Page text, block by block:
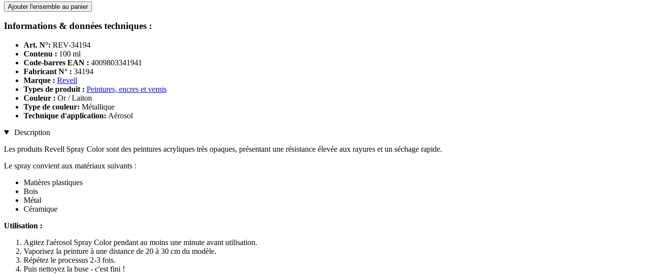
Ajouter l'ensemble au panier
Informations & données techniques :
Art. N°: REV-34194
Contenu : 100 ml
Code-barres EAN : 4009803341941
Fabricant N° : 34194
Marque : Revell
Types de produit : Peintures, encres et vernis
Couleur : Or / Laiton
Type de couleur: Métallique
Technique d'application: Aérosol
Description
Les produits Revell Spray Color sont des peintures acryliques très opaques, présentant une résistance élevée aux rayures et un séchage rapide.
Le spray convient aux matériaux suivants :
Matières plastiques
Bois
Métal
Céramique
Utilisation :
Agitez l'aérosol Spray Color pendant au moins une minute avant utilisation.
Vaporisez la peinture à une distance de 20 à 30 cm du modèle.
Répétez le processus 2-3 fois.
Puis nettoyez la buse - c'est fini !